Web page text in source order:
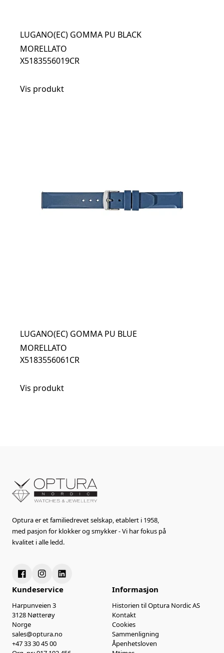
LUGANO(EC) GOMMA PU BLACK
MORELLATO
X5183556019CR
Vis produkt
LUGANO(EC) GOMMA PU BLUE
MORELLATO
X5183556061CR
Vis produkt
Optura er et familiedrevet selskap, etablert i 1958,
med pasjon for klokker og smykker - Vi har fokus på
kvalitet i alle ledd.
Kundeservice
Harpunveien 3
3128 Nøtterøy
Norge
sales@optura.no
+47 33 30 45 00
Informasjon
Historien til Optura Nordic AS
Kontakt
Cookies
Sammenligning
Åpenhetsloven